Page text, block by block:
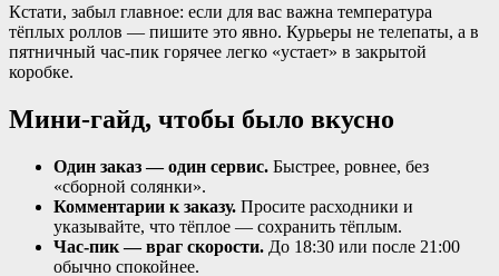
Кстати, забыл главное: если для вас важна температура
тёплых роллов — пишите это явно. Курьеры не телепаты, а в
пятничный час-пик горячее легко «устает» в закрытой
коробке.
Мини-гайд, чтобы было вкусно
Один заказ — один сервис. Быстрее, ровнее, без
«сборной солянки».
Комментарии к заказу. Просите расходники и
указывайте, что тёплое — сохранить тёплым.
Час-пик — враг скорости. До 18:30 или после 21:00
обычно спокойнее.